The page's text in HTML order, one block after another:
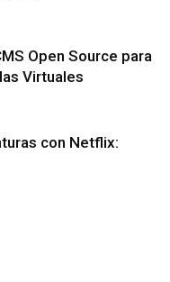
Open Source para
Virtuales
con Netflix: